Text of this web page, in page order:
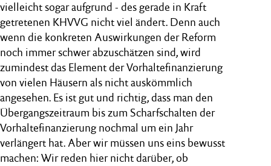
vielleicht sogar aufgrund - des gerade in Kraft
getretenen KHVVG nicht viel ändert. Denn auch
wenn die konkreten Auswirkungen der Reform
noch immer schwer abzuschätzen sind, wird
zumindest das Element der Vorhaltefinanzierung
von vielen Häusern als nicht auskömmlich
angesehen. Es ist gut und richtig, dass man den
Übergangszeitraum bis zum Scharfschalten der
Vorhaltefinanzierung nochmal um ein Jahr
verlängert hat. Aber wir müssen uns eins bewusst
machen: Wir reden hier nicht darüber, ob